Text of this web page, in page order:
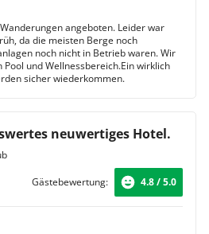
angeboten. Leider war
da die meisten Berge noch
noch nicht in Betrieb waren. Wir
und Wellnessbereich.Ein wirklich
sicher wiederkommen.
neuwertiges Hotel.
Gästebewertung: 4.8 / 5.0